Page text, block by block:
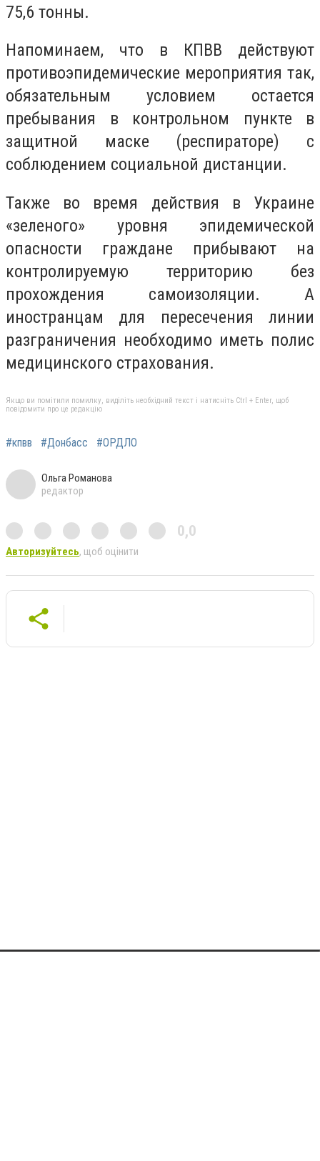
75,6 тонны.
Напоминаем, что в КПВВ действуют
противоэпидемические мероприятия так,
обязательным условием остается
пребывания в контрольном пункте в
защитной маске (респираторе) с
соблюдением социальной дистанции.
Также во время действия в Украине
«зеленого» уровня эпидемической
опасности граждане прибывают на
контролируемую территорию без
прохождения самоизоляции. А
иностранцам для пересечения линии
разграничения необходимо иметь полис
медицинского страхования.
Якщо ви помітили помилку, виділіть необхідний текст і натисніть Ctrl + Enter, щоб
повідомити про це редакцію
#кпвв #Донбасс #ОРДЛО
Ольга Романова
редактор
0,0
Авторизуйтесь, щоб оцінити